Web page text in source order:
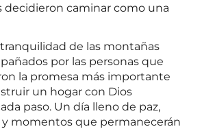
decidieron caminar como una
de las montañas
por las personas que
la promesa más importante
un hogar con Dios
paso. Un día lleno de paz,
y momentos que permanecerán